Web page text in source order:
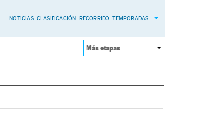
NOTICIAS CLASIFICACIÓN RECORRIDO TEMPORADAS
Más etapas